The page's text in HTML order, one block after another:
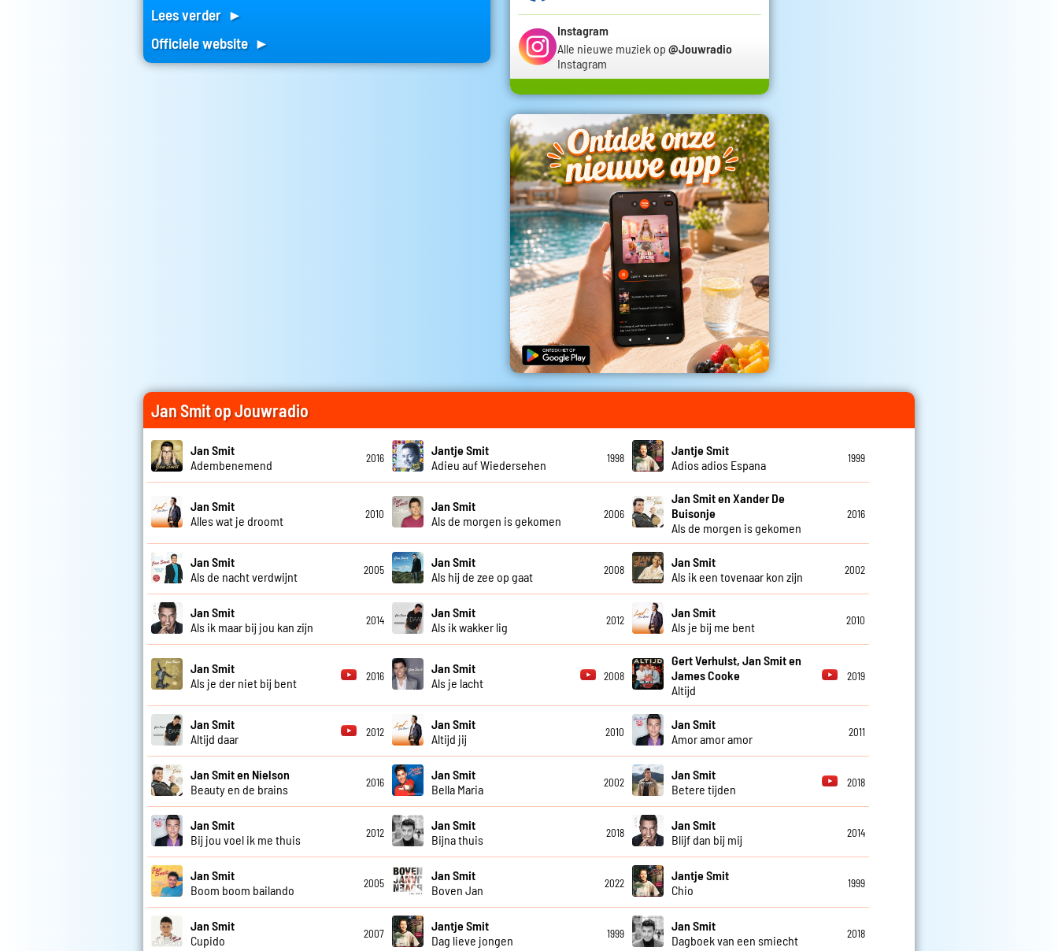
Lees verder ►
Officiele website ►
Instagram
Alle nieuwe muziek op @Jouwradio
Instagram
Jan Smit op Jouwradio
Jan Smit
Adembenemend
2016
Jantje Smit
Adieu auf Wiedersehen
1998
Jantje Smit
Adios adios Espana
1999
Jan Smit
Alles wat je droomt
2010
Jan Smit
Als de morgen is gekomen
2006
Jan Smit en Xander De
Buisonje
Als de morgen is gekomen
2016
Jan Smit
Als de nacht verdwijnt
2005
Jan Smit
Als hij de zee op gaat
2008
Jan Smit
Als ik een tovenaar kon zijn
2002
Jan Smit
Als ik maar bij jou kan zijn
2014
Jan Smit
Als ik wakker lig
2012
Jan Smit
Als je bij me bent
2010
Jan Smit
Als je der niet bij bent
2016
Jan Smit
Als je lacht
2008
Gert Verhulst, Jan Smit en
James Cooke
Altijd
2019
Jan Smit
Altijd daar
2012
Jan Smit
Altijd jij
2010
Jan Smit
Amor amor amor
2011
Jan Smit en Nielson
Beauty en de brains
2016
Jan Smit
Bella Maria
2002
Jan Smit
Betere tijden
2018
Jan Smit
Bij jou voel ik me thuis
2012
Jan Smit
Bijna thuis
2018
Jan Smit
Blijf dan bij mij
2014
Jan Smit
Boom boom bailando
2005
Jan Smit
Boven Jan
2022
Jantje Smit
Chio
1999
Jan Smit
Cupido
2007
Jantje Smit
Dag lieve jongen
1999
Jan Smit
Dagboek van een smiecht
2018